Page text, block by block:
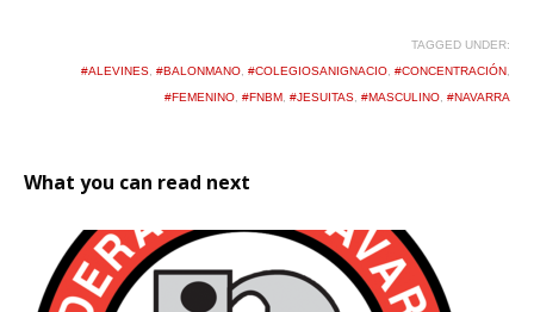
TAGGED UNDER:
#ALEVINES #BALONMANO #COLEGIOSANIGNACIO #CONCENTRACIÓN
#FEMENINO #FNBM #JESUITAS #MASCULINO #NAVARRA
What you can read next